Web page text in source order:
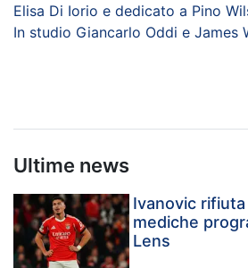
Elisa Di Iorio e dedicato a Pino
In studio Giancarlo Oddi e James
Ultime news
Ivanovic
mediche
Lens